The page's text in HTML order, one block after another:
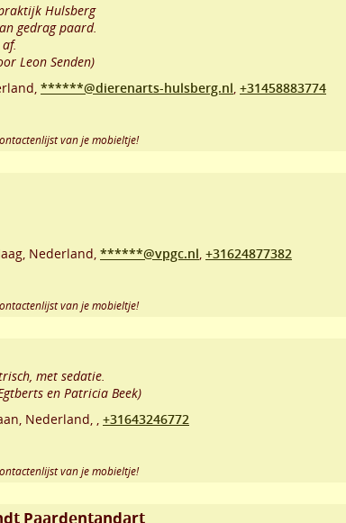
Hulsberg
gedrag paard.
Leon Senden)
******@dierenarts-hulsberg.nl +31458883774
van je mobieltje!
Nederland, ******@vpgc.nl +31624877382
van je mobieltje!
met sedatie.
en Patricia Beek)
Nederland,
+31643246772
van je mobieltje!
Paardentandart